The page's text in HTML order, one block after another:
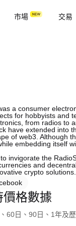
市場 交易
a consumer
for hobbyists and
from radios to
have extended into
of web3. Although
embedding itself
invigorate the
and
crypto solutions.
價格數據
60日、90日、1年及